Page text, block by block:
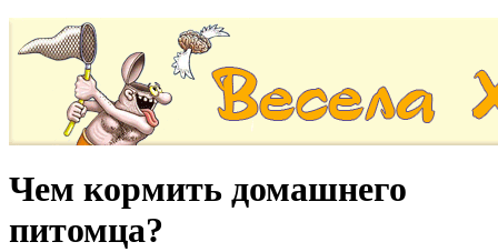
Чем кормить домашнего
питомца?